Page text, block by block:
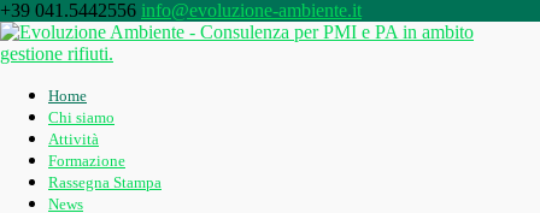
+39 041.5442556 info@evoluzione-ambiente.it
Home
Chi siamo
Attività
Formazione
Rassegna Stampa
News